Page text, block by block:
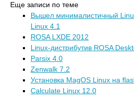
Еще записи по теме
Вышел минималистичный
Linux 4.1
ROSA LXDE 2012
Linux-дистрибутив ROSA
Parsix 4.0
Zenwalk 7.2
Установка MagOS Linux на
Calculate Linux 12.0